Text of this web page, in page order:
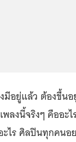
มีอยู่แล้ว ต้องขึ้น
พลงนี้จริงๆ คืออะ
ะไร ศิลปินทุกคนอ